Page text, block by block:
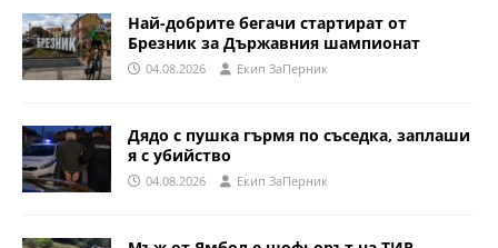
Най-добрите бегачи стартират от
Брезник за Държавния шампионат
04.08.2026 Eкип ЗаПерник
Дядо с пушка гърмя по съседка, заплаши
я с убийство
04.08.2026 Eкип ЗаПерник